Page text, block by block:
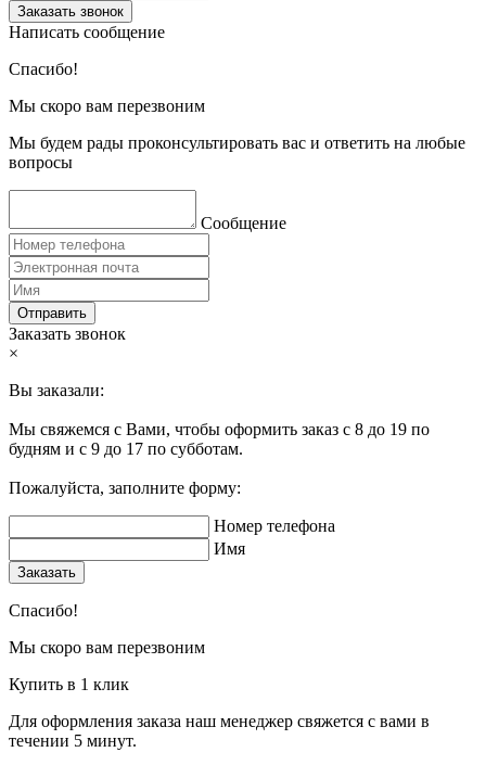
Заказать звонок
Написать сообщение
Спасибо!
Мы скоро вам перезвоним
Мы будем рады проконсультировать вас и ответить на любые
вопросы
Сообщение
Отправить
Заказать звонок
×
Вы заказали:
Мы свяжемся с Вами, чтобы оформить заказ с 8 до 19 по
будням и с 9 до 17 по субботам.
Пожалуйста, заполните форму:
Номер телефона
Имя
Заказать
Спасибо!
Мы скоро вам перезвоним
Купить в 1 клик
Для оформления заказа наш менеджер свяжется с вами в
течении 5 минут.